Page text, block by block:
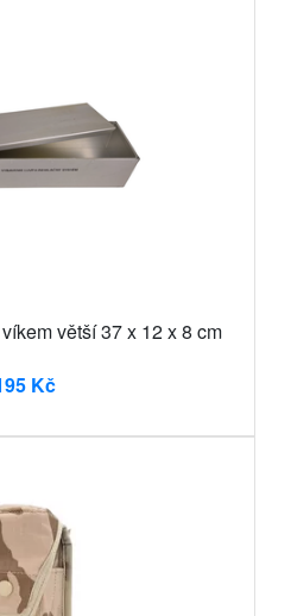
větší 37 x 12 x 8 cm
Kč